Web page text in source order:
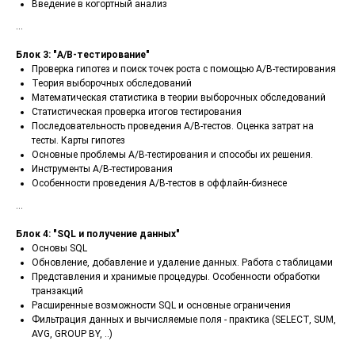
Введение в когортный анализ
...
Блок 3: "A/B-тестирование"
Проверка гипотез и поиск точек роста с помощью A/B-тестирования
Теория выборочных обследований
Математическая статистика в теории выборочных обследований
Статистическая проверка итогов тестирования
Последовательность проведения A/B-тестов. Оценка затрат на
тесты. Карты гипотез
Основные проблемы A/B-тестирования и способы их решения.
Инструменты A/B-тестирования
Особенности проведения A/B-тестов в оффлайн-бизнесе
...
Блок 4: "SQL и получение данных"
Основы SQL
Обновление, добавление и удаление данных. Работа с таблицами
Представления и хранимые процедуры. Особенности обработки
транзакций
Расширенные возможности SQL и основные ограничения
Фильтрация данных и вычисляемые поля - практика (SELECT, SUM,
AVG, GROUP BY, ..)